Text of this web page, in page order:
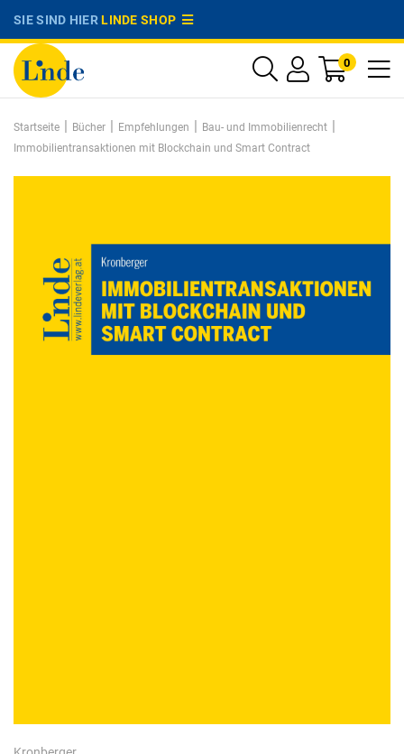
SIE SIND HIERLINDE SHOP
0
Startseite | Bücher | Empfehlungen | Bau- und Immobilienrecht |
Immobilientransaktionen mit Blockchain und Smart Contract